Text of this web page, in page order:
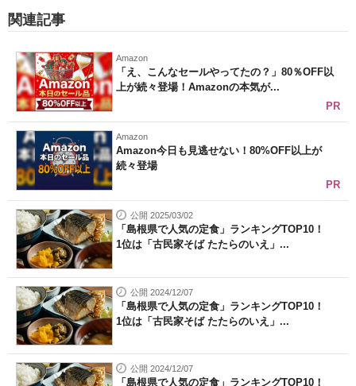
製造業のIT導入・活用を支援
モノづくり技術者専門サイト
エレクトロニクス専門サイト
電子設計の基本と応用
エネルギーの専門メディア
建設×テクノロジーの最前線
ちょっと気になるネットの話題
関連記事
Amazon
「え、こんなセールやってたの？」80％OFF以
上が続々登場！Amazonの本気が...
PR
Amazon
Amazon今日も見逃せない！80%OFF以上が
続々登場
PR
公開 2025/03/02
「島根県で人気の定食」ランキングTOP10！
1位は「古民家そば たたらのいえ」...
公開 2024/12/07
「島根県で人気の定食」ランキングTOP10！
1位は「古民家そば たたらのいえ」...
公開 2024/12/07
「島根県で人気の定食」ランキングTOP10！